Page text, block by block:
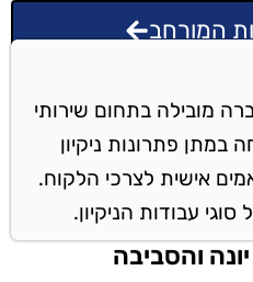
המורחב
מובילה בתחום שירותי
במתן פתרונות ניקיון
אישית לצרכי הלקוח.
עבודות הניקיון.
והסביבה